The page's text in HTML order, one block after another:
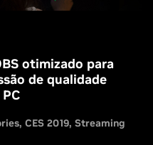
otimizado para
de qualidade
CES 2019 Streaming